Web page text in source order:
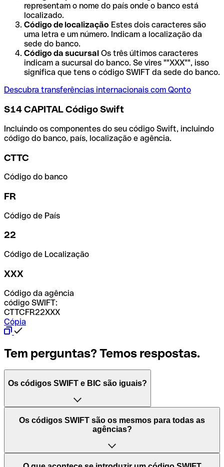
representam o nome do país onde o banco está
localizado.
Código de localização Estes dois caracteres são
uma letra e um número. Indicam a localização da
sede do banco.
Código da sucursal Os três últimos caracteres
indicam a sucursal do banco. Se vires ""XXX"", isso
significa que tens o código SWIFT da sede do banco.
Descubra transferências internacionais com Qonto
S14 CAPITAL Código Swift
Incluindo os componentes do seu código Swift, incluindo
código do banco, país, localização e agência.
CTTC
Código do banco
FR
Código de País
22
Código de Localização
XXX
Código da agência
código SWIFT:
CTTCFR22XXX
Cópia
Tem perguntas? Temos respostas.
Os códigos SWIFT e BIC são iguais?
O acrónimo SWIFT significa "Society for Worldwide
Interbank Financial Telecommunication (Sociedade para
Mundiais)". Trata-se de uma rede mundial onde se
processam pagamentos entre países. Por outro lado, BIC
Os códigos SWIFT são os mesmos para todas as
agências?